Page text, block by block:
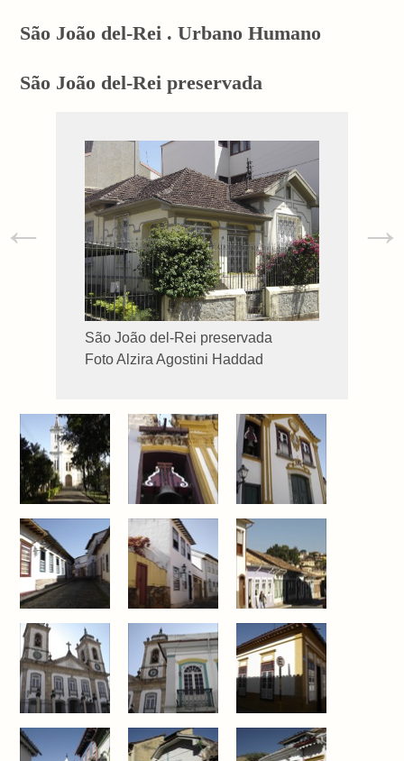
São João del-Rei . Urbano Humano
São João del-Rei preservada
São João del-Rei preservada
Foto Alzira Agostini Haddad
← →